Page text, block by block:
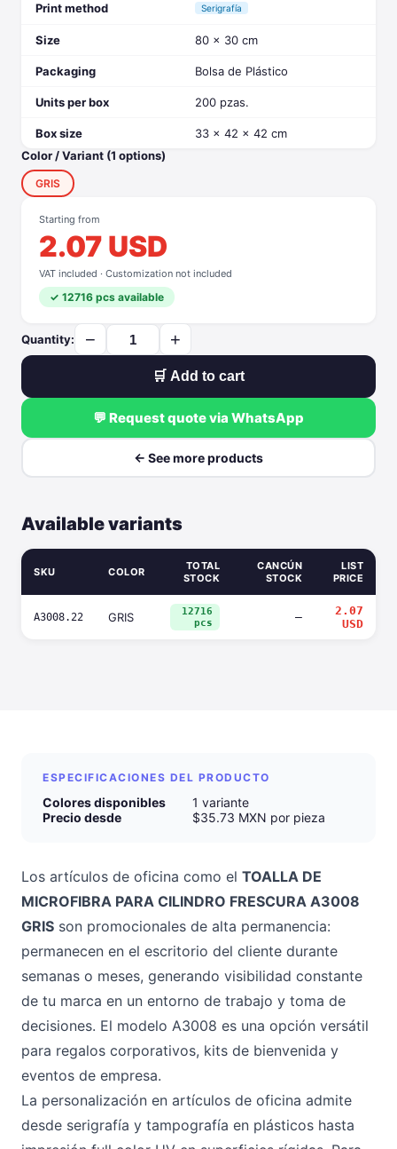
Print method Serigrafía
Size 80 x 30 cm
Packaging Bolsa de Plástico
Units per box 200 pzas.
Box size
33 x 42 x 42 cm
Color / Variant (1 options)
GRIS
Starting from
2.07 USD
VAT included · Customization not included
✓ 12716 pcs available
Quantity: − +
🛒 Add to cart
💬 Request quote via WhatsApp
← See more products
Available variants
SKU COLOR
TOTAL
STOCK
CANCÚN
STOCK
LIST
PRICE
A3008.22 GRIS
12716
pcs
—
2.07
USD
ESPECIFICACIONES DEL PRODUCTO
Colores disponibles
1 variante
Precio desde
$35.73 MXN por pieza
Los artículos de oficina como el TOALLA DE
MICROFIBRA PARA CILINDRO FRESCURA A3008
GRIS son promocionales de alta permanencia:
permanecen en el escritorio del cliente durante
semanas o meses, generando visibilidad constante
de tu marca en un entorno de trabajo y toma de
decisiones. El modelo A3008 es una opción versátil
para regalos corporativos, kits de bienvenida y
eventos de empresa.
La personalización en artículos de oficina admite
desde serigrafía y tampografía en plásticos hasta